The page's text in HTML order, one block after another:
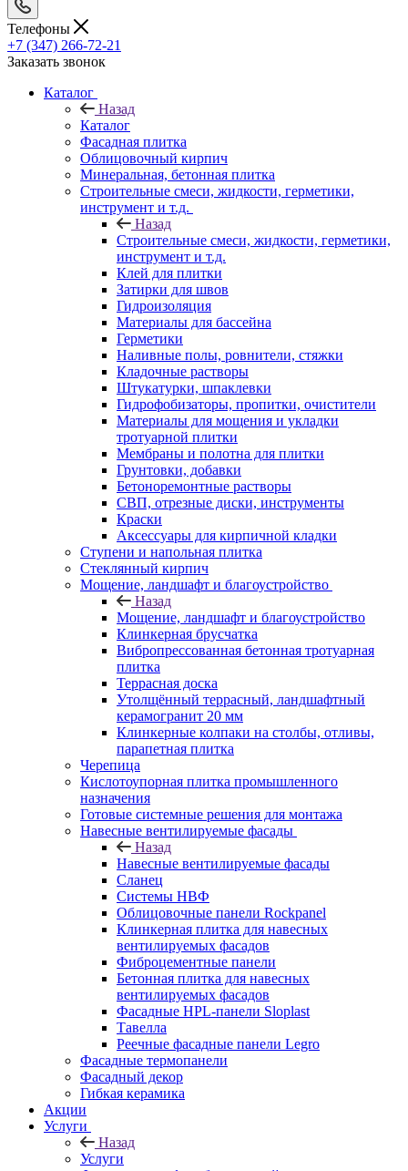
Телефоны
+7 (347) 266-72-21
Заказать звонок
Каталог
Назад
Каталог
Фасадная плитка
Облицовочный кирпич
Минеральная, бетонная плитка
Строительные смеси, жидкости, герметики,
инструмент и т.д.
Назад
Строительные смеси, жидкости, герметики,
инструмент и т.д.
Клей для плитки
Затирки для швов
Гидроизоляция
Материалы для бассейна
Герметики
Наливные полы, ровнители, стяжки
Кладочные растворы
Штукатурки, шпаклевки
Гидрофобизаторы, пропитки, очистители
Материалы для мощения и укладки
тротуарной плитки
Мембраны и полотна для плитки
Грунтовки, добавки
Бетоноремонтные растворы
СВП, отрезные диски, инструменты
Краски
Аксессуары для кирпичной кладки
Ступени и напольная плитка
Cтеклянный кирпич
Мощение, ландшафт и благоустройство
Назад
Мощение, ландшафт и благоустройство
Клинкерная брусчатка
Вибропрессованная бетонная тротуарная
плитка
Террасная доска
Утолщённый террасный, ландшафтный
керамогранит 20 мм
Клинкерные колпаки на столбы, отливы,
парапетная плитка
Черепица
Кислотоупорная плитка промышленного
назначения
Готовые системные решения для монтажа
Навесные вентилируемые фасады
Назад
Навесные вентилируемые фасады
Сланец
Системы НВФ
Облицовочные панели Rockpanel
Клинкерная плитка для навесных
вентилируемых фасадов
Фиброцементные панели
Бетонная плитка для навесных
вентилируемых фасадов
Фасадные HPL-панели Sloplast
Тавелла
Реечные фасадные панели Legro
Фасадные термопанели
Фасадный декор
Гибкая керамика
Акции
Услуги
Назад
Услуги